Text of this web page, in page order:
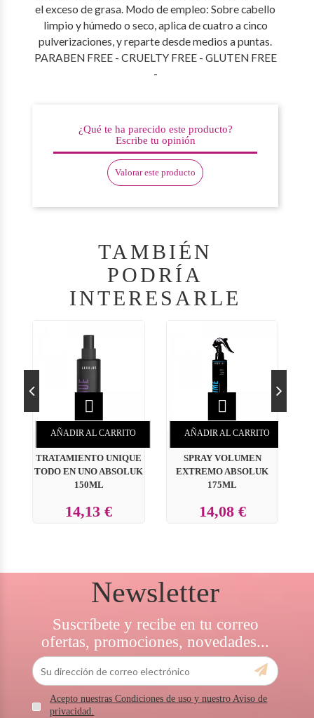
el exceso de grasa. Modo de empleo: Sobre cabello
limpio y húmedo o seco, aplica de cuatro a cinco
pulverizaciones, y reparte desde medios a puntas.
PARABEN FREE - CRUELTY FREE - GLUTEN FREE
-
¿Qué te ha parecido este producto?
Escribe tu opinión
Valorar este producto
TAMBIÉN
PODRÍA
INTERESARLE

AÑADIR AL CARRITO
TRATAMIENTO UNIQUE
TODO EN UNO ABSOLUK
150ML
14,13 €

AÑADIR AL CARRITO
SPRAY VOLUMEN
EXTREMO ABSOLUK
175ML
14,08 €
Newsletter
Suscríbete y recibe en tu correo
ofertas, promociones, novedades...
Acepto nuestras Condiciones de uso y nuestro Aviso de
privacidad.